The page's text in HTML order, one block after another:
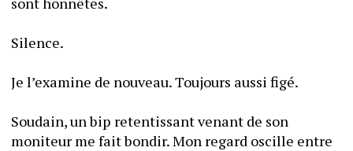
Silence.
Soudain, un bip retentissant venant de son
moniteur me fait bondir. Mon regard oscille entre